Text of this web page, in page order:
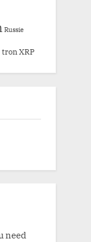
Russie
tronXRP
need